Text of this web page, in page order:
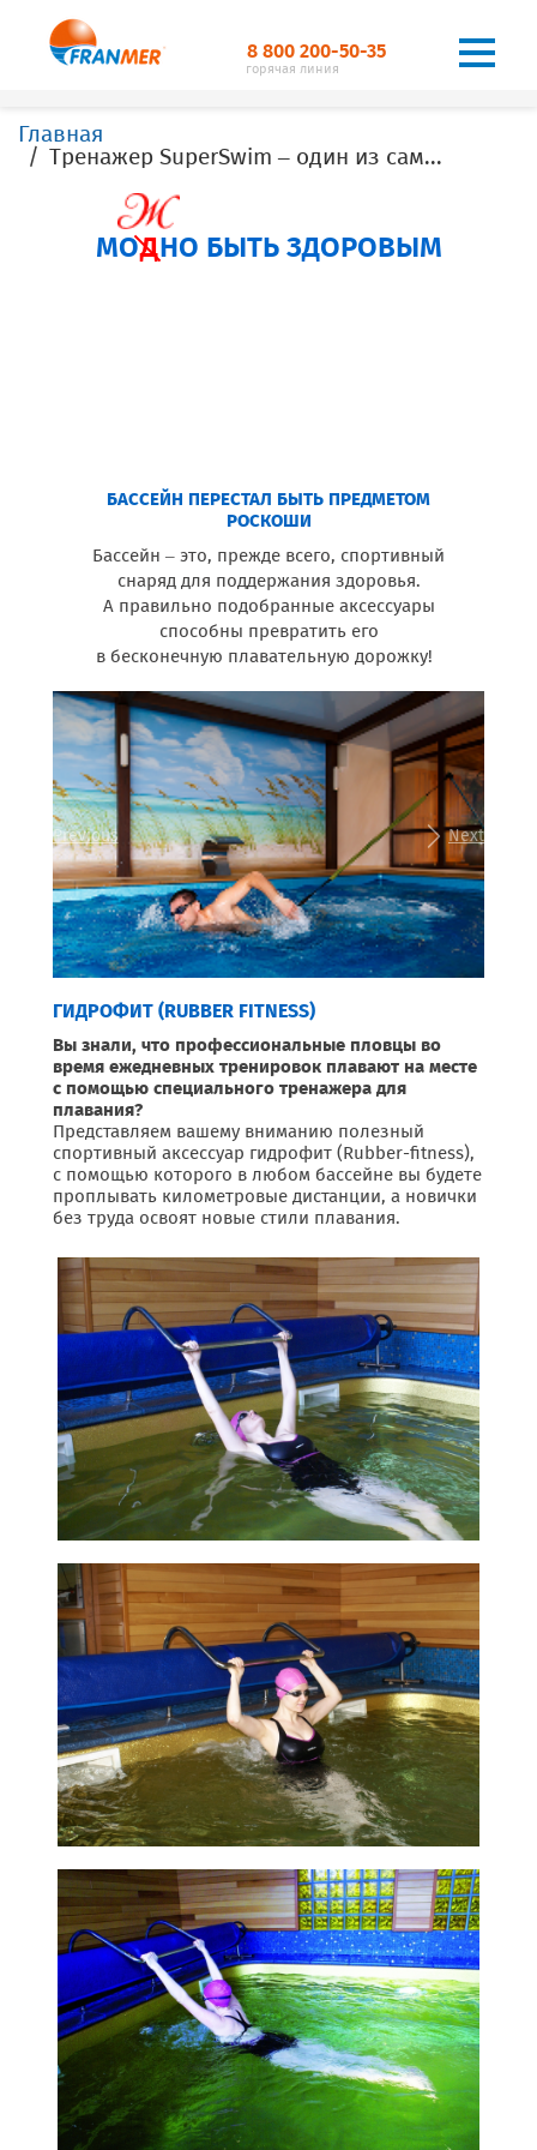
8 800 200-50-35
горячая линия
Главная
Тренажер SuperSwim – один из самых популярных аксессуаров
МОДНО БЫТЬ ЗДОРОВЫМ
БАССЕЙН ПЕРЕСТАЛ БЫТЬ ПРЕДМЕТОМ
РОСКОШИ
Бассейн – это, прежде всего, спортивный
снаряд для поддержания здоровья.
А правильно подобранные аксессуары
способны превратить его
в бесконечную плавательную дорожку!
Previous Next
ГИДРОФИТ (RUBBER FITNESS)
Вы знали, что профессиональные пловцы во
время ежедневных тренировок плавают на месте
с помощью специального тренажера для
плавания?
Представляем вашему вниманию полезный
спортивный аксессуар гидрофит (Rubber-fitness),
с помощью которого в любом бассейне вы будете
проплывать километровые дистанции, а новички
без труда освоят новые стили плавания.